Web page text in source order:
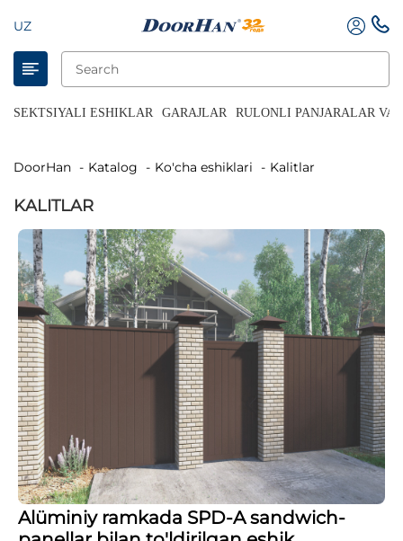
UZ
SEKTSIYALI ESHIKLAR GARAJLAR RULONLI PANJARALAR VA
DoorHan Katalog Ko'cha eshiklari Kalitlar
KALITLAR
Alüminiy ramkada SPD-A sandwich-